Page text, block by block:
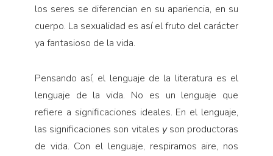
los seres se diferencian en su apariencia, en su
cuerpo. La sexualidad es así el fruto del carácter
ya fantasioso de la vida.
Pensando así, el lenguaje de la literatura es el
lenguaje de la vida. No es un lenguaje que
refiere a significaciones ideales. En el lenguaje,
las significaciones son vitales yson productoras
de vida. Con el lenguaje, respiramos aire, nos